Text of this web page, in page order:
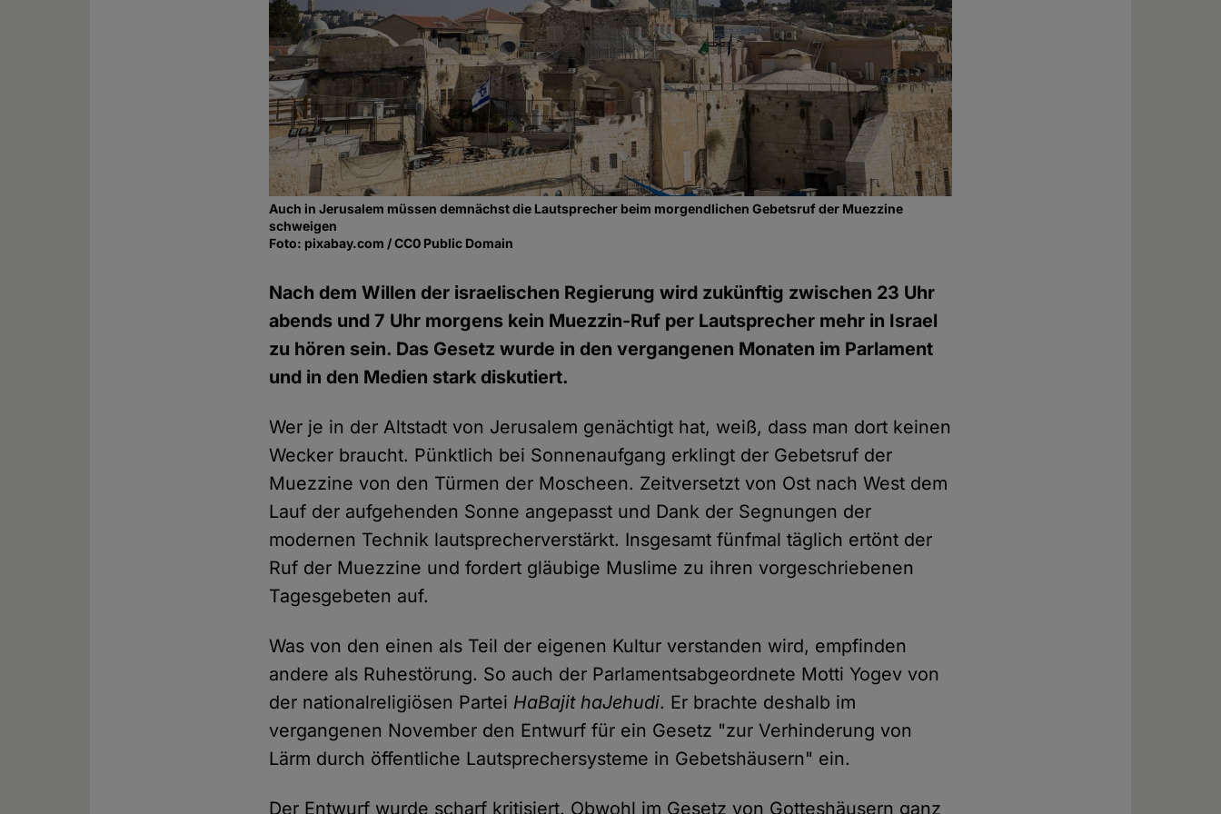
Auch in Jerusalem müssen demnächst die Lautsprecher beim morgendlichen Gebetsruf der Muezzine
schweigen
Foto: pixabay.com / CC0 Public Domain
Nach dem Willen der israelischen Regierung wird zukünftig zwischen 23 Uhr
abends und 7 Uhr morgens kein Muezzin-Ruf per Lautsprecher mehr in Israel
zu hören sein. Das Gesetz wurde in den vergangenen Monaten im Parlament
und in den Medien stark diskutiert.
Wer je in der Altstadt von Jerusalem genächtigt hat, weiß, dass man dort keinen
Wecker braucht. Pünktlich bei Sonnenaufgang erklingt der Gebetsruf der
Muezzine von den Türmen der Moscheen. Zeitversetzt von Ost nach West dem
Lauf der aufgehenden Sonne angepasst und Dank der Segnungen der
modernen Technik lautsprecherverstärkt. Insgesamt fünfmal täglich ertönt der
Ruf der Muezzine und fordert gläubige Muslime zu ihren vorgeschriebenen
Tagesgebeten auf.
Was von den einen als Teil der eigenen Kultur verstanden wird, empfinden
andere als Ruhestörung. So auch der Parlamentsabgeordnete Motti Yogev von
der nationalreligiösen Partei HaBajit haJehudi. Er brachte deshalb im
vergangenen November den Entwurf für ein Gesetz "zur Verhinderung von
Lärm durch öffentliche Lautsprechersysteme in Gebetshäusern" ein.
Der Entwurf wurde scharf kritisiert. Obwohl im Gesetz von Gotteshäusern ganz